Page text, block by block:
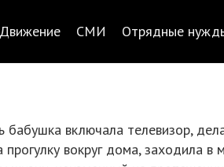
Движение СМИ Отрядные
включала телевизор,
вокруг дома, заходила в